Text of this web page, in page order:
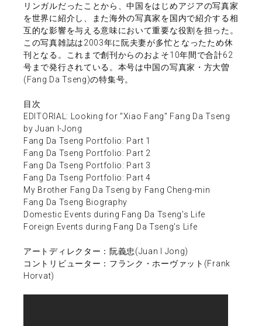
リンガルだったことから、中国をはじめアジアの写真家
を世界に紹介し、また海外の写真家を国内で紹介する相
互的な影響を与える意味において重要な役割を担った。
この写真雑誌は2003年に阮夫妻が多忙となったため休
刊となる。これまで創刊からのおよそ10年間で合計62
号まで発行されている。本号は中国の写真家・方大曽
(Fang Da Tseng)の特集号。
目次
EDITORIAL: Looking for "Xiao Fang" Fang Da Tseng
by Juan I-Jong
Fang Da Tseng Portfolio: Part 1
Fang Da Tseng Portfolio: Part 2
Fang Da Tseng Portfolio: Part 3
Fang Da Tseng Portfolio: Part 4
My Brother Fang Da Tseng by Fang Cheng-min
Fang Da Tseng Biography
Domestic Events during Fang Da Tseng's Life
Foreign Events during Fang Da Tseng's Life
アートディレクター：阮義忠(Juan I Jong)
コントリビューター：フランク・ホーヴァット(Frank
Horvat)